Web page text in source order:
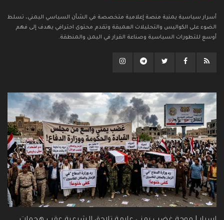
أسرار سياسية يمنية منصة إعلامية متخصصة في الشأن السياسي اليمني، تسلط
الضوء على الكواليس والتحليلات العميقة وتقدم محتوى احترافي يهدف إلى فهم
أوسع للتطورات السياسية وصناعة القرار في اليمن والمنطقة.